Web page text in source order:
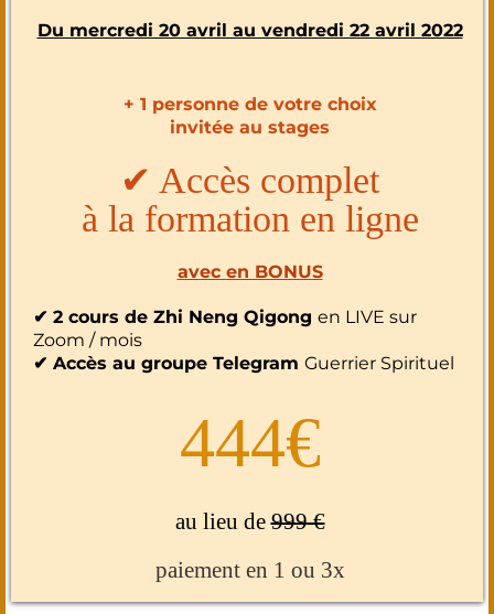
Du mercredi 20 avril au vendredi 22 avril 2022
+ 1 personne de votre choix
invitée au stages
✔︎ Accès complet
à la formation en ligne
avec en BONUS
✔︎ 2 cours de Zhi Neng Qigong en LIVE sur
Zoom / mois
✔︎ Accès au groupe Telegram Guerrier Spirituel
444€
au lieu de999 €
paiement en 1 ou 3x